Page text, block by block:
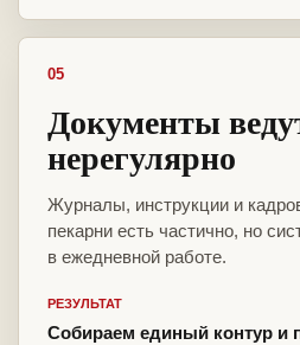
05
Документы
нерегулярно
Журналы, инструкции и
пекарни есть частично, но
в ежедневной работе.
РЕЗУЛЬТАТ
Собираем единый контур и